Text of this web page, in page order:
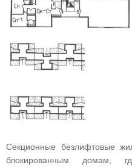
Секционные безлифтовые
блокированным домам,